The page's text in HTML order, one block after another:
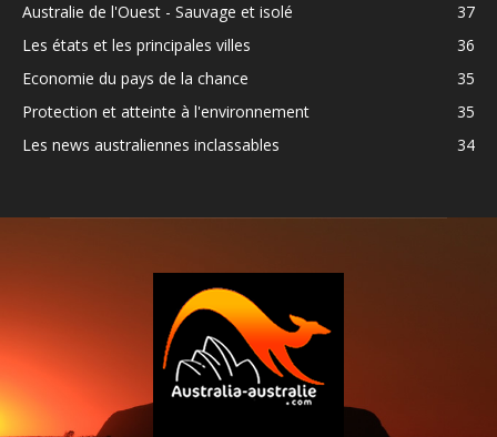
Australie de l'Ouest - Sauvage et isolé
37
Les états et les principales villes
36
Economie du pays de la chance
35
Protection et atteinte à l'environnement
35
Les news australiennes inclassables
34